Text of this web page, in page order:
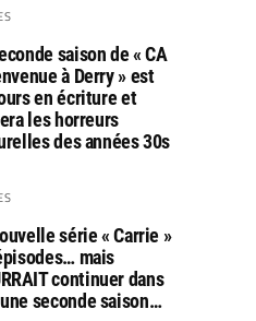
saison de « CA
à Derry » est
en écriture et
les horreurs
des années 30s
série « Carrie »
mais
continuer dans
seconde saison…